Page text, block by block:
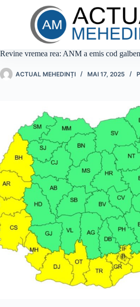
Revine vremea rea: ANM a emis cod
ACTUAL MEHEDINȚI MAI 17, 2025